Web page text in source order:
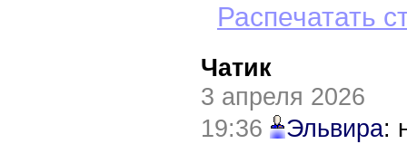
Распечатать
Чатик
3 апреля 2026
19:36
Эльвира: